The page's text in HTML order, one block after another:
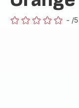
- /5